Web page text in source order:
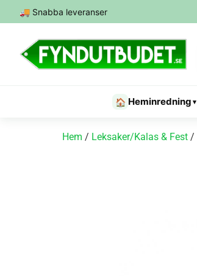
🚚 Snabba leveranser
🏠 Heminredning ▾
Hem / Leksaker/Kalas & Fest /